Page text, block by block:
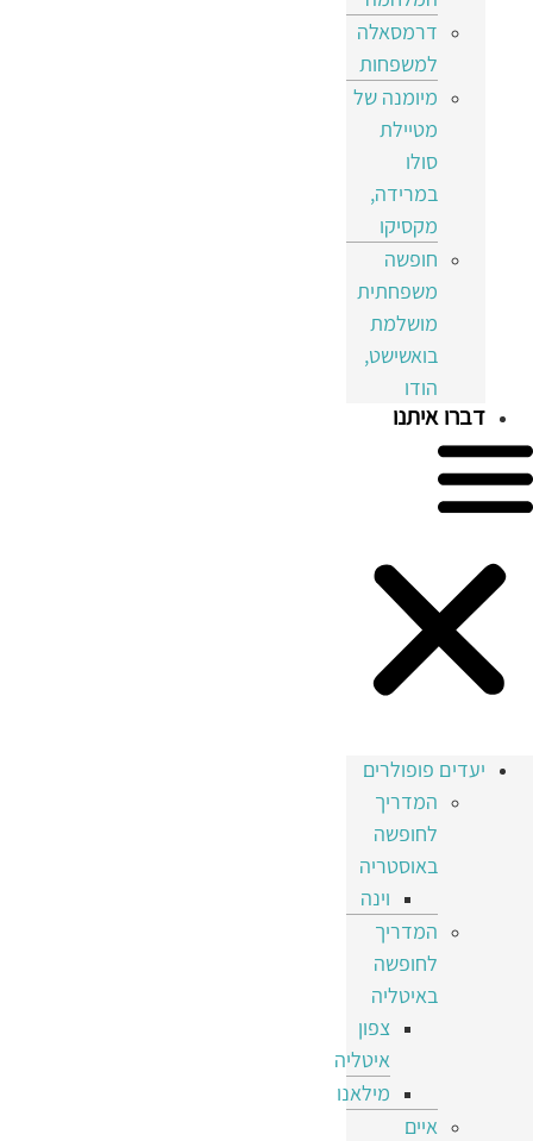
דרמסאלה
למשפחות
מיומנה של
מטיילת
סולו
במרידה,
מקסיקו
חופשה
משפחתית
מושלמת
בואשישט,
הודו
דברו איתנו
יעדים פופולרים
המדריך
לחופשה
באוסטריה
וינה
המדריך
לחופשה
באיטליה
צפון
איטליה
מילאנו
איים